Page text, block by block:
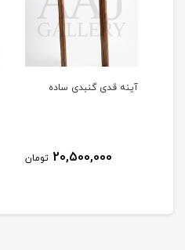
آینه قدی گنبدی ساده
20,500,000 تومان